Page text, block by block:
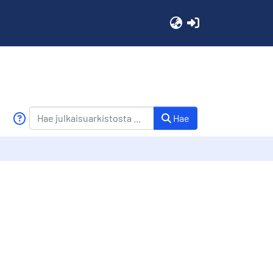
Hae